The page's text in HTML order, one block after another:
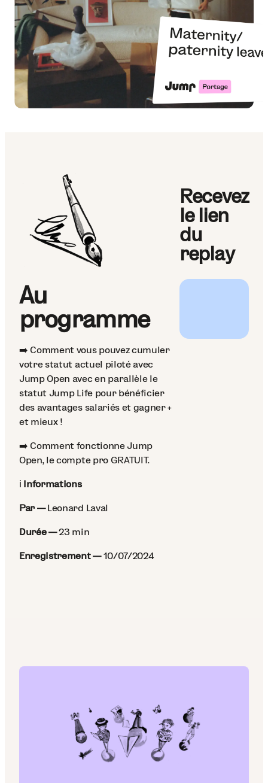
Au
programme
➡️ Comment vous pouvez cumuler
votre statut actuel piloté avec
Jump Open avec en parallèle le
statut Jump Life pour bénéficier
des avantages salariés et gagner +
et mieux !
➡️ Comment fonctionne Jump
Open, le compte pro GRATUIT.
ℹ Informations
Par —Leonard Laval
Durée —23 min
Enregistrement —10/07/2024
Recevez
le lien
du
replay